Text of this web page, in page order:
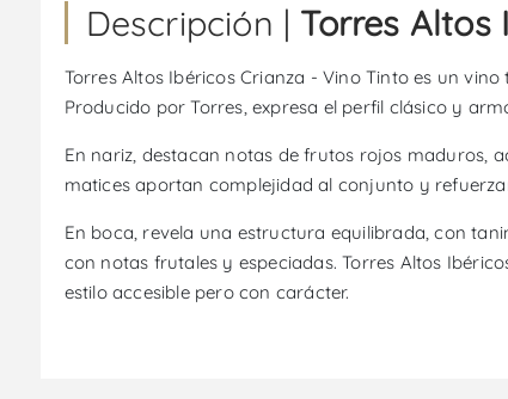
Descripción | Torres Altos
Torres Altos Ibéricos Crianza - Vino Tinto es un
Producido por Torres, expresa el perfil clásico y
En nariz, destacan notas de frutos rojos maduros,
matices aportan complejidad al conjunto y
En boca, revela una estructura equilibrada, con
con notas frutales y especiadas. Torres Altos
estilo accesible pero con carácter.